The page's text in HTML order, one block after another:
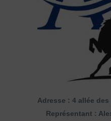
Adresse : 4 allée des
Représentant :